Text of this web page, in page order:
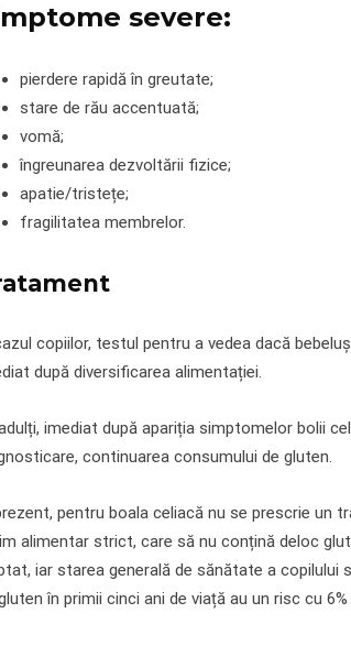
severe:
pierdere rapidă în greutate;
stare de rău accentuată;
vomă;
îngreunarea dezvoltării fizice;
apatie/tristețe;
fragilitatea membrelor.
copiilor, testul pentru a vedea dacă
după diversificarea alimentației.
imediat după apariția simptomelor bolii
continuarea consumului de gluten.
pentru boala celiacă nu se prescrie un
alimentar strict, care să nu conțină deloc
iar starea generală de sănătate a copilului
în primii cinci ani de viață au un risc cu